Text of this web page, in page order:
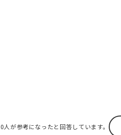
0人が参考になったと回答しています。